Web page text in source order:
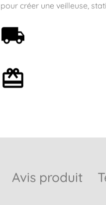
pour créer une veilleuse,
Avis produit